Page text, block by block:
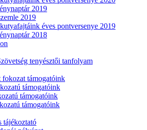
2019
2019
éves pontversenye 2019
2018
tenyésztői tanfolyam
fokozat támogatóink
támogatóink
támogatóink
támogatóink
tájékoztató